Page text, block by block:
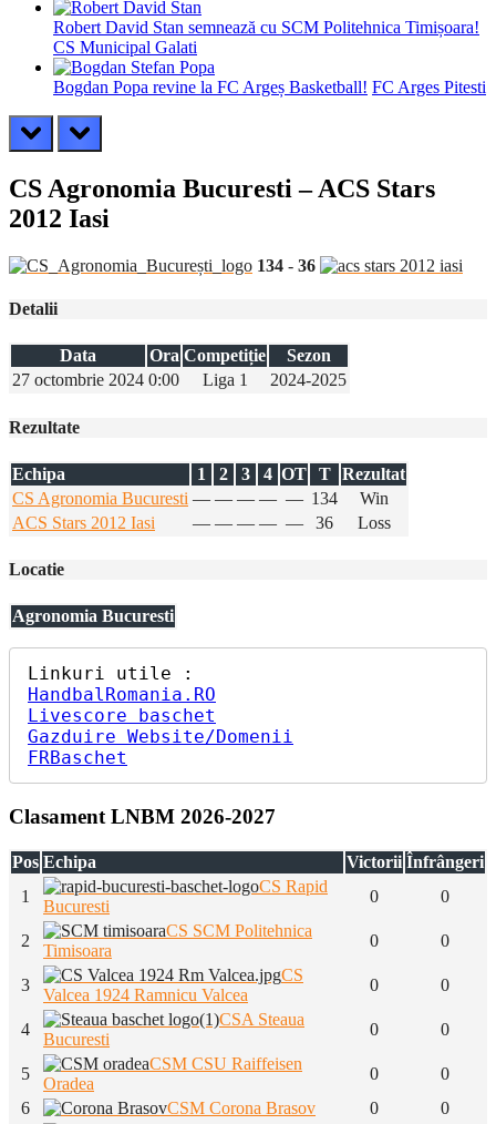
Robert David Stan semnează cu SCM Politehnica Timișoara!
CS Municipal Galati
Bogdan Popa revine la FC Argeș Basketball! FC Arges Pitesti
prev next
CS Agronomia Bucuresti – ACS Stars
2012 Iasi
134 - 36
Detalii
Data Ora Competiție
Sezon
27 octombrie 2024 0:00 Liga 1 2024-2025
Rezultate
Echipa 1 2 3 4 OT T
Rezultat
CS Agronomia Bucuresti — — — — — 134
Win
ACS Stars 2012 Iasi
— — — — — 36 Loss
Locatie
Agronomia Bucuresti
HandbalRomania.RO
Livescore baschet
Gazduire Website/Domenii
FRBaschet
Clasament LNBM 2026-2027
Pos Echipa Victorii Înfrângeri
1
CS Rapid
Bucuresti
0 0
2
CS SCM Politehnica
Timisoara
0 0
3
CS
Valcea 1924 Ramnicu Valcea
0 0
4
CSA Steaua
Bucuresti
0 0
5
CSM CSU Raiffeisen
Oradea
0
0
6
CSM Corona Brasov 0
0